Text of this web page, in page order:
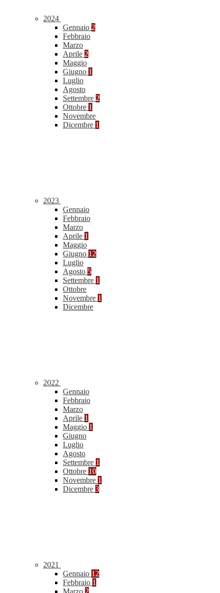
2024
Gennaio 2
Febbraio
Marzo
Aprile 2
Maggio
Giugno 1
Luglio
Agosto
Settembre 2
Ottobre 1
Novembre
Dicembre 1
2023
Gennaio
Febbraio
Marzo
Aprile 1
Maggio
Giugno 12
Luglio
Agosto 5
Settembre 1
Ottobre
Novembre 1
Dicembre
2022
Gennaio
Febbraio
Marzo
Aprile 1
Maggio 1
Giugno
Luglio
Agosto
Settembre 1
Ottobre 10
Novembre 1
Dicembre 3
2021
Gennaio 12
Febbraio 1